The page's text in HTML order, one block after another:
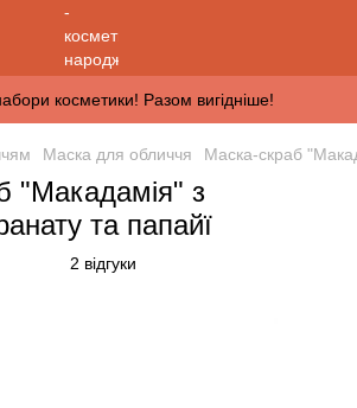
косметики! Разом вигідніше!
Маска для обличчя Маска-скраб
"Макадамія" з
та папайї
2 відгуки